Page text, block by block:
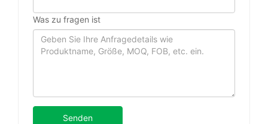
Was zu fragen ist
Senden